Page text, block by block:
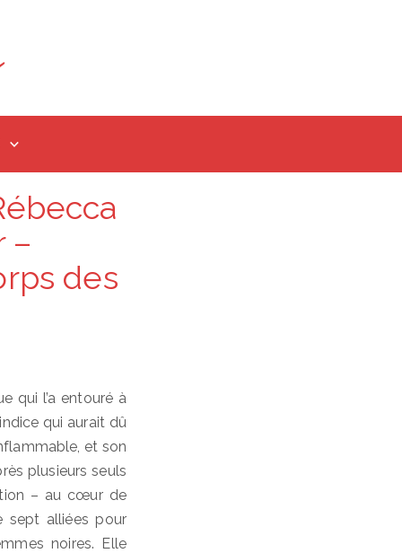
–
des
qui l’a entouré à
qui aurait dû
et son
plusieurs seuls
– au cœur de
sept alliées pour
noires. Elle